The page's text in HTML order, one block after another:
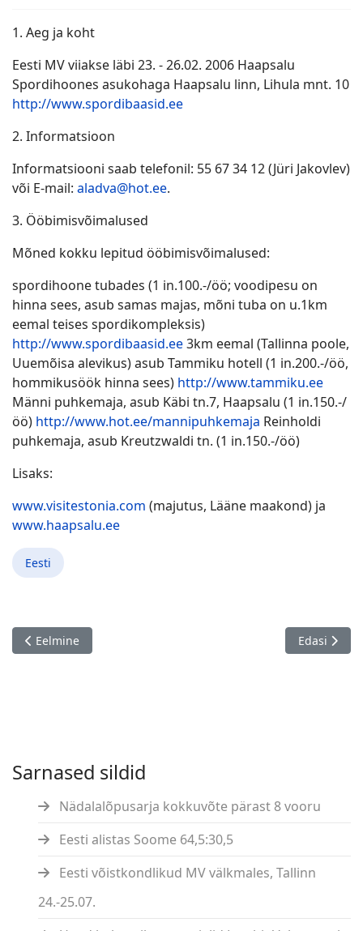
1. Aeg ja koht
Eesti MV viiakse läbi 23. - 26.02. 2006 Haapsalu
Spordihoones asukohaga Haapsalu linn, Lihula mnt. 10
http://www.spordibaasid.ee
2. Informatsioon
Informatsiooni saab telefonil: 55 67 34 12 (Jüri Jakovlev)
või E-mail: aladva@hot.ee.
3. Ööbimisvõimalused
Mõned kokku lepitud ööbimisvõimalused:
spordihoone tubades (1 in.100.-/öö; voodipesu on
hinna sees, asub samas majas, mõni tuba on u.1km
eemal teises spordikompleksis)
http://www.spordibaasid.ee3km eemal (Tallinna poole,
Uuemõisa alevikus) asub Tammiku hotell (1 in.200.-/öö,
hommikusöök hinna sees) http://www.tammiku.ee
Männi puhkemaja, asub Käbi tn.7, Haapsalu (1 in.150.-/
öö) http://www.hot.ee/mannipuhkemaja Reinholdi
puhkemaja, asub Kreutzwaldi tn. (1 in.150.-/öö)
Lisaks:
www.visitestonia.com (majutus, Lääne maakond) ja
www.haapsalu.ee
Eesti
Eelmine artikkel: Kalevi firmaspordi meistrivõistlused males,
Eelmine Järgmine
Edasi
Sarnased sildid
Nädalalõpusarja kokkuvõte pärast 8 vooru
Eesti alistas Soome 64,5:30,5
Eesti võistkondlikud MV välkmales, Tallinn
24.-25.07.